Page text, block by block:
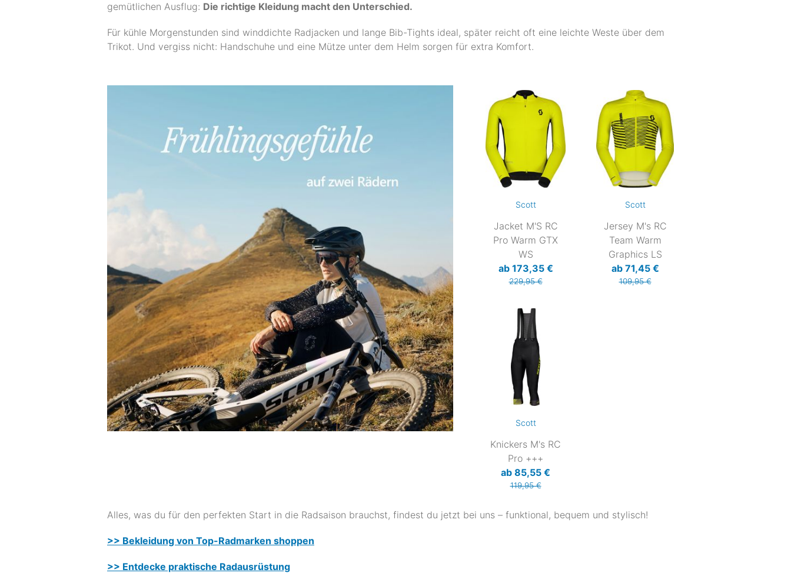
gemütlichen Ausflug: Die richtige Kleidung macht den Unterschied.
Für kühle Morgenstunden sind winddichte Radjacken und lange Bib-Tights ideal, später reicht oft eine leichte Weste über dem
Trikot. Und vergiss nicht: Handschuhe und eine Mütze unter dem Helm sorgen für extra Komfort.
Scott
Jacket M'S RC
Pro Warm GTX
WS
ab 173,35 €
229,95 €
Scott
Jersey M's RC
Team Warm
Graphics LS
ab 71,45 €
109,95 €
Scott
Knickers M's RC
Pro +++
ab 85,55 €
119,95 €
Alles, was du für den perfekten Start in die Radsaison brauchst, findest du jetzt bei uns – funktional, bequem und stylisch!
>> Bekleidung von Top-Radmarken shoppen
>> Entdecke praktische Radausrüstung